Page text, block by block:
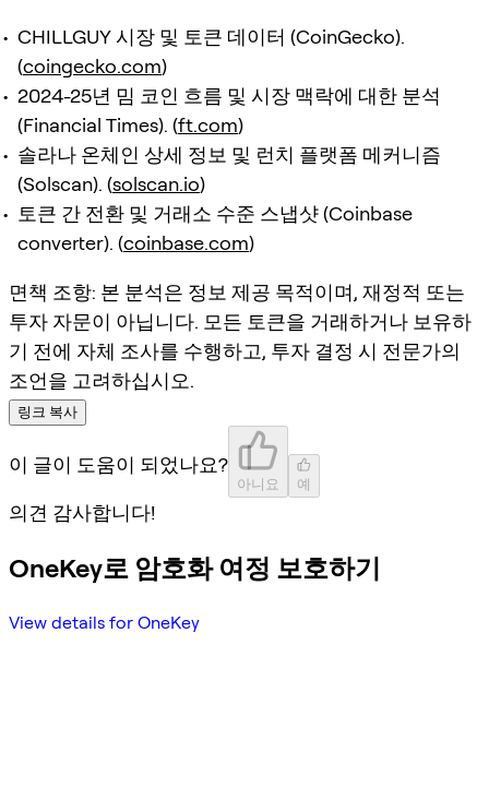
CHILLGUY 시장 및 토큰 데이터 (CoinGecko).
(coingecko.com)
2024-25년 밈 코인 흐름 및 시장 맥락에 대한 분석
(Financial Times). (ft.com)
솔라나 온체인 상세 정보 및 런치 플랫폼 메커니즘
(Solscan). (solscan.io)
토큰 간 전환 및 거래소 수준 스냅샷 (Coinbase
converter). (coinbase.com)
면책 조항: 본 분석은 정보 제공 목적이며, 재정적 또는
투자 자문이 아닙니다. 모든 토큰을 거래하거나 보유하
기 전에 자체 조사를 수행하고, 투자 결정 시 전문가의
조언을 고려하십시오.
링크 복사
이 글이 도움이 되었나요?
아니요 예
의견 감사합니다!
OneKey로 암호화 여정 보호하기
View details for OneKey